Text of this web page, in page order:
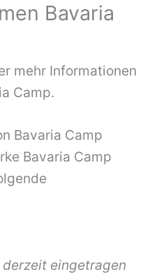
Bavaria
mehr Informationen
Camp.
Bavaria Camp
Bavaria Camp
eingetragen